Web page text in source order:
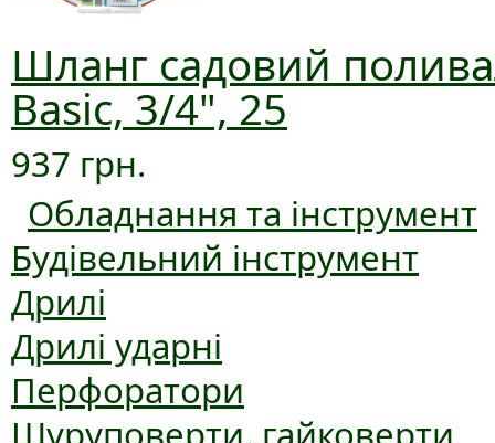
Шланг садовий
Basic, 3/4", 25
937 грн.
Обладнання та інструмент
Будівельний інструмент
Дрилі
Дрилі ударні
Перфоратори
Шуруповерти, гайковерти